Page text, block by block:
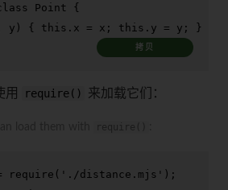
Point {
y) { this . x = x; this . y = y; }
拷贝
用 require() 来加载它们：
require ( './distance.mjs'